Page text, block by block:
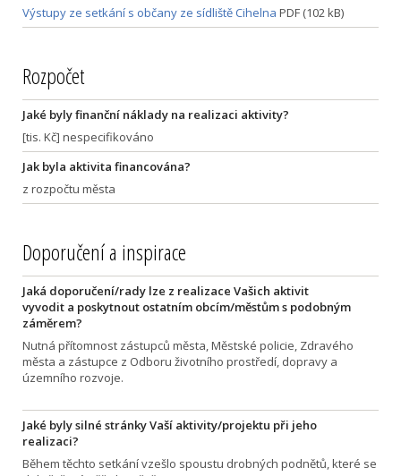
Výstupy ze setkání s občany ze sídliště Cihelna PDF (102 kB)
Rozpočet
Jaké byly finanční náklady na realizaci aktivity?
[tis. Kč] nespecifikováno
Jak byla aktivita financována?
z rozpočtu města
Doporučení a inspirace
Jaká doporučení/rady lze z realizace Vašich aktivit
vyvodit a poskytnout ostatním obcím/městům s podobným
záměrem?
Nutná přítomnost zástupců města, Městské policie, Zdravého
města a zástupce z Odboru životního prostředí, dopravy a
územního rozvoje.
Jaké byly silné stránky Vaší aktivity/projektu při jeho
realizaci?
Během těchto setkání vzešlo spoustu drobných podnětů, které se